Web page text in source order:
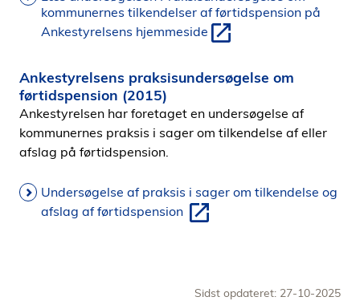
kommunernes tilkendelser af førtidspension på
Ankestyrelsens hjemmeside
Ankestyrelsens praksisundersøgelse om
førtidspension (2015)
Ankestyrelsen har foretaget en undersøgelse af
kommunernes praksis i sager om tilkendelse af eller
afslag på førtidspension.
Undersøgelse af praksis i sager om tilkendelse og
afslag af førtidspension
Sidst opdateret: 27-10-2025